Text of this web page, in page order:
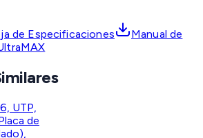
de Especificaciones
Manual de